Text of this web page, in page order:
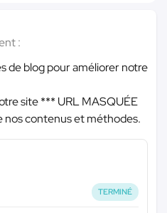
:
de blog pour améliorer notre
site*** URL MASQUÉE
nos contenus et méthodes.
TERMINÉ